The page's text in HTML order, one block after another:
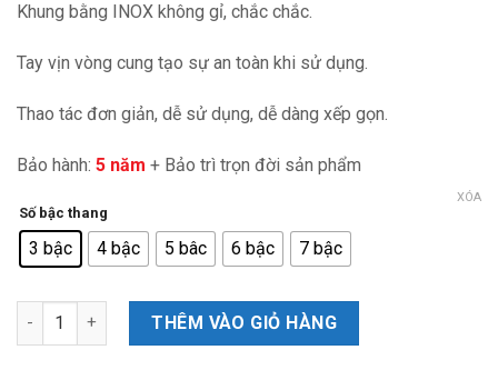
Khung bằng INOX không gỉ, chắc chắc.
Tay vịn vòng cung tạo sự an toàn khi sử dụng.
Thao tác đơn giản, dễ sử dụng, dễ dàng xếp gọn.
Bảo hành: 5 năm + Bảo trì trọn đời sản phẩm
Số bậc thang
3 bậc 4 bậc 5 bâc 6 bậc 7 bậc
XÓA
Thang ghế tay vịn NIKITA khung IN0X số lượng
THÊM VÀO GIỎ HÀNG